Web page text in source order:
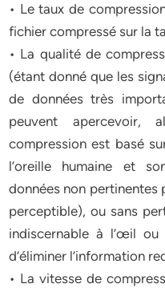
• Le taux de
fichier compressé sur la
• La qualité de
(étant donné que les
de données très
peuvent
compression est basé
l’oreille humaine et
données non pertinentes
perceptible), ou sans
indiscernable à l’œil
d’éliminer l’information
• La vitesse de